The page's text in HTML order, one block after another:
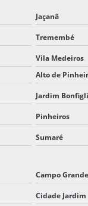
LOCAÇÃO DE
LOCAÇÃO DE
LOCAÇÃO DE
PEDESTAL UNIFILA
PEDESTAL UNIFILA
SEPARADORES DE
EVENTOS
Jaçanã
Tremembé
Vila Medeiros
Alto de
Jardim
Pinheiros
Sumaré
Campo Grande
Cidade Jardim